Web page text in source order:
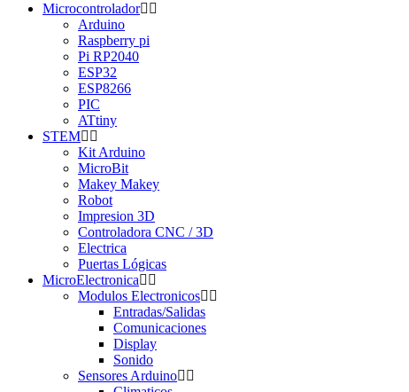
Microcontrolador
Arduino
Raspberry pi
Pi RP2040
ESP32
ESP8266
PIC
ATtiny
STEM
Kit Arduino
MicroBit
Makey Makey
Robot
Impresion 3D
Controladora CNC / 3D
Electrica
Puertas Lógicas
MicroElectronica
Modulos Electronicos
Entradas/Salidas
Comunicaciones
Display
Sonido
Sensores Arduino